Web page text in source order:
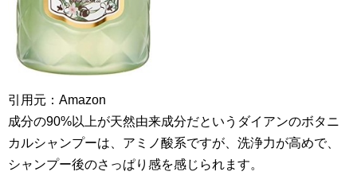
引用元：Amazon
成分の90%以上が天然由来成分だというダイアンのボタニ
カルシャンプーは、アミノ酸系ですが、洗浄力が高めで、
シャンプー後のさっぱり感を感じられます。